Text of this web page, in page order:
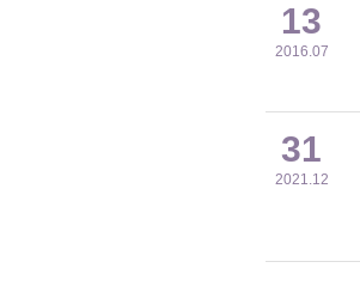
13
2016.07
31
2021.12